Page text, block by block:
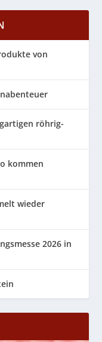
von
röhrig-
kommen
wieder
2026 in